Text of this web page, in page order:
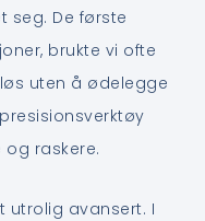
seg. De første
brukte vi ofte
uten å ødelegge
raskere.
utrolig avansert. I